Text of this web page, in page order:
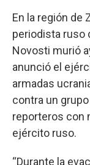
En la región de
periodista ruso
Novosti murió
anunció el
armadas
contra un
reporteros con
ejército ruso.
“Durante la